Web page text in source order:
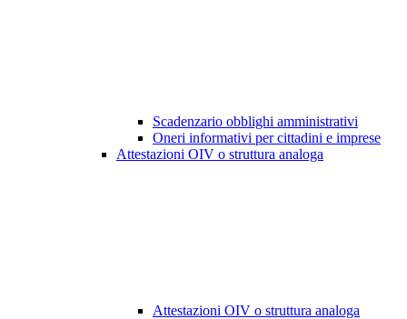
Scadenzario obblighi amministrativi
Oneri informativi per cittadini e imprese
Attestazioni OIV o struttura analoga
Attestazioni OIV o struttura analoga